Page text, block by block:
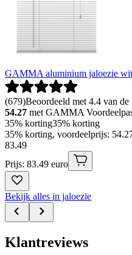
GAMMA aluminium jaloezie
(679)Beoordeeld met 4.4 van
54.27 met GAMMA
35% korting35% korting
35% korting, voordeelprijs:
83.49
Prijs: 83.49 euro
Bekijk alles in jaloezie
Klantreviews